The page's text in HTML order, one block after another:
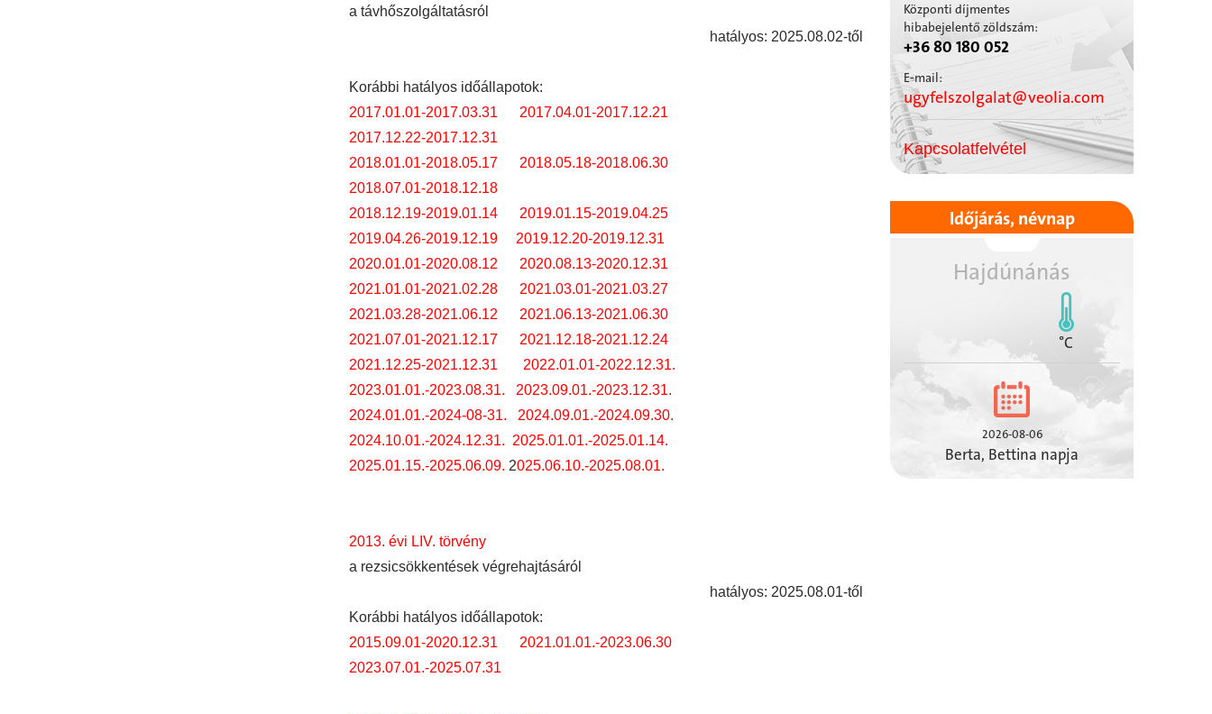
a távhőszolgáltatásról
hatályos: 2025.08.02-től
Korábbi hatályos időállapotok:
2017.01.01-2017.03.31
2017.04.01-2017.12.21
2017.12.22-2017.12.31
2018.01.01-2018.05.17
2018.05.18-2018.06.30
2018.07.01-2018.12.18
2018.12.19-2019.01.14
2019.01.15-2019.04.25
2019.04.26-2019.12.19
2019.12.20-2019.12.31
2020.01.01-2020.08.12
2020.08.13-2020.12.31
2021.01.01-2021.02.28
2021.03.01-2021.03.27
2021.03.28-2021.06.12
2021.06.13-2021.06.30
2021.07.01-2021.12.17
2021.12.18-2021.12.24
2021.12.25-2021.12.31
2022.01.01-2022.12.31.
2023.01.01.-2023.08.31.
2023.09.01.-2023.12.31.
2024.01.01.-2024-08-31.
2024.09.01.-2024.09.30.
2024.10.01.-2024.12.31. 2025.01.01.-2025.01.14.
2025.01.15.-2025.06.09. 2025.06.10.-2025.08.01.
2013. évi LIV. törvény
a rezsicsökkentések végrehajtásáról
hatályos: 2025.08.01-től
Korábbi hatályos időállapotok:
2015.09.01-2020.12.31
2021.01.01.-2023.06.30
2023.07.01.-2025.07.31
Központi díjmentes
hibabejelentő zöldszám:
+36 80 180 052
E-mail:
ugyfelszolgalat@veolia.com
Kapcsolatfelvétel
Időjárás, névnap
Hajdúnánás
°C
2026-08-06
Berta, Bettina napja